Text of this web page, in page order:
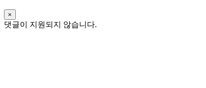
×
댓글이 지원되지 않습니다.